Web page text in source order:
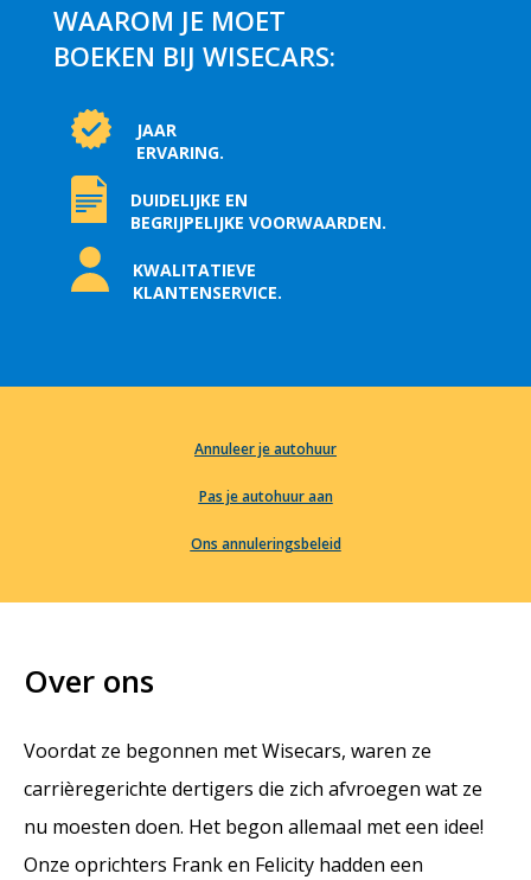
WAAROM JE MOET
BOEKEN BIJ WISECARS:
JAAR
ERVARING.
DUIDELIJKE EN
BEGRIJPELIJKE VOORWAARDEN.
KWALITATIEVE
KLANTENSERVICE.
Annuleer je autohuur
Pas je autohuur aan
Ons annuleringsbeleid
Over ons
Voordat ze begonnen met Wisecars, waren ze
carrièregerichte dertigers die zich afvroegen wat ze
nu moesten doen. Het begon allemaal met een idee!
Onze oprichters Frank en Felicity hadden een